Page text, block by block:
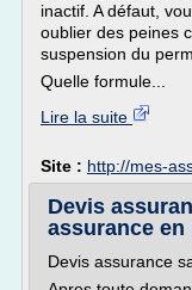
inactif. A défaut,
oublier des peines
suspension du
Quelle formule...
Lire la suite
Site : http://mes-
Devis
assurance en
Devis assurance